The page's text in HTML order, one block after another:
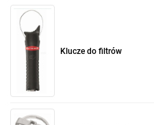
Klucze do filtrów